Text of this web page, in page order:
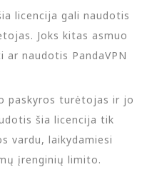
licencija gali naudotis
Joks kitas asmuo
naudotis PandaVPN
paskyros turėtojas ir jo
šia licencija tik
vardu, laikydamiesi
įrenginių limito.